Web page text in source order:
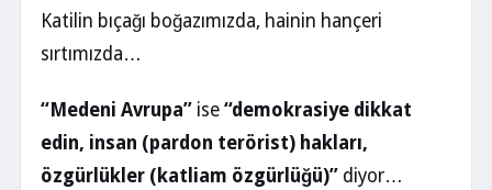
Katilin bıçağı boğazımızda, hainin hançeri
sırtımızda…
“Medeni Avrupa” ise “demokrasiye dikkat
edin, insan (pardon terörist) hakları,
özgürlükler (katliam özgürlüğü)” diyor…